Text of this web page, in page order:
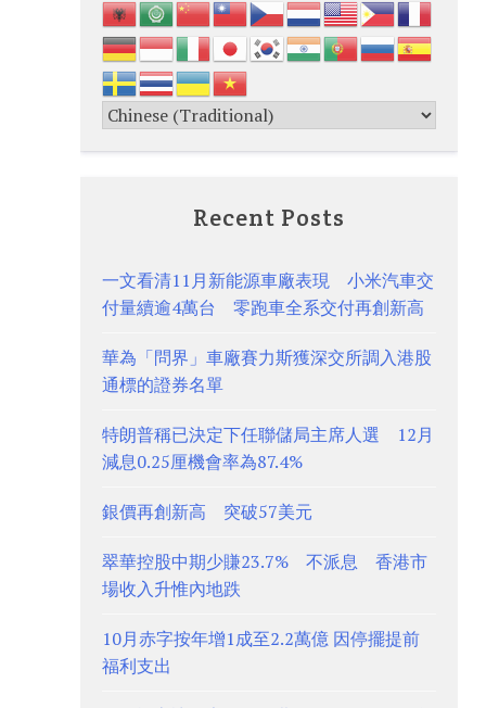
Recent Posts
一文看清11月新能源車廠表現 小米汽車交
付量續逾4萬台 零跑車全系交付再創新高
華為「問界」車廠賽力斯獲深交所調入港股
通標的證券名單
特朗普稱已決定下任聯儲局主席人選 12月
減息0.25厘機會率為87.4%
銀價再創新高 突破57美元
翠華控股中期少賺23.7% 不派息 香港市
場收入升惟內地跌
10月赤字按年增1成至2.2萬億 因停擺提前
福利支出